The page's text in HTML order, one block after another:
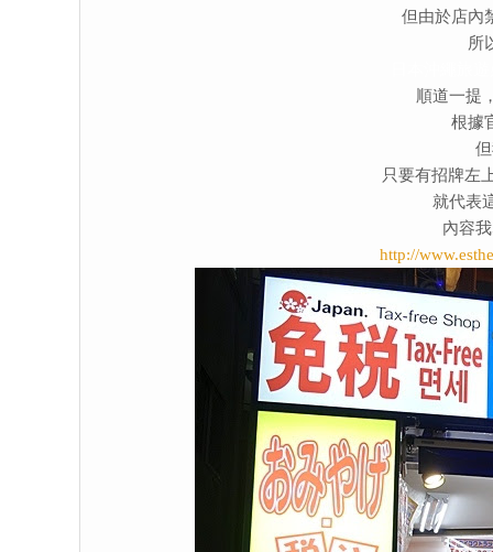
但由於店內
所
順道一提
根據
只要有招牌左
就代表
內容
http://